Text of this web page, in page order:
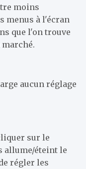
moins
menus à l'écran
que l'on trouve
aucun réglage
sur le
allume/éteint le
régler les